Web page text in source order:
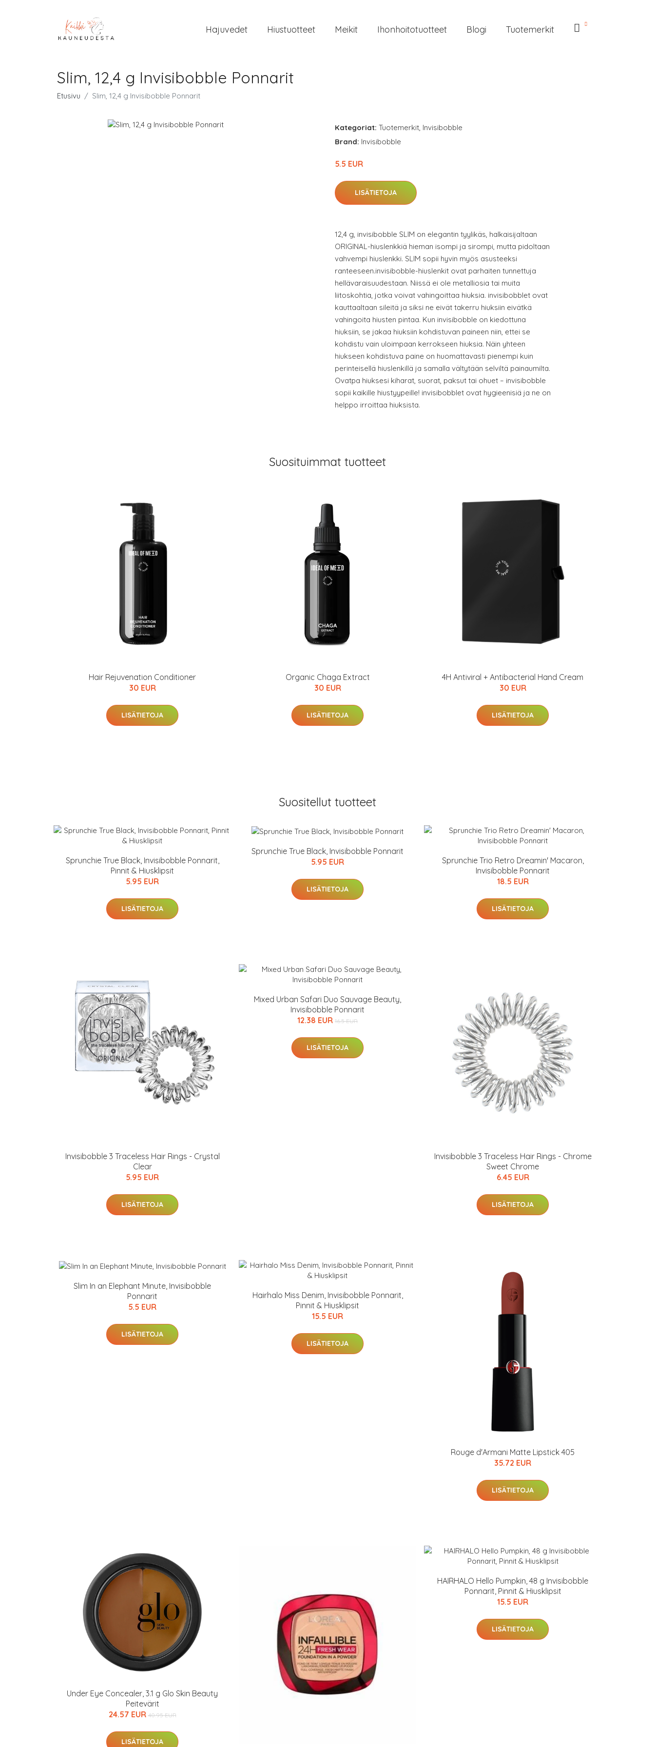
Hajuvedet Hiustuotteet Meikit Ihonhoitotuotteet Blogi Tuotemerkit
Slim, 12,4 g Invisibobble Ponnarit
Etusivu Slim, 12,4 g Invisibobble Ponnarit
Kategoriat: Tuotemerkit, Invisibobble
Brand: Invisibobble
5.5 EUR
LISÄTIETOJA
12,4 g, invisibobble SLIM on elegantin tyylikäs, halkaisijaltaan
ORIGINAL-hiuslenkkiä hieman isompi ja sirompi, mutta pidoltaan
vahvempi hiuslenkki. SLIM sopii hyvin myös asusteeksi
ranteeseen.invisibobble-hiuslenkit ovat parhaiten tunnettuja
hellävaraisuudestaan. Niissä ei ole metalliosia tai muita
liitoskohtia, jotka voivat vahingoittaa hiuksia. invisibobblet ovat
kauttaaltaan sileitä ja siksi ne eivät takerru hiuksiin eivätkä
vahingoita hiusten pintaa. Kun invisibobble on kiedottuna
hiuksiin, se jakaa hiuksiin kohdistuvan paineen niin, ettei se
kohdistu vain uloimpaan kerrokseen hiuksia. Näin yhteen
hiukseen kohdistuva paine on huomattavasti pienempi kuin
perinteisellä hiuslenkillä ja samalla vältytään selviltä painaumilta.
Ovatpa hiuksesi kiharat, suorat, paksut tai ohuet – invisibobble
sopii kaikille hiustyypeille! invisibobblet ovat hygieenisiä ja ne on
helppo irroittaa hiuksista.
Suosituimmat tuotteet
Hair Rejuvenation Conditioner
30 EUR
LISÄTIETOJA
Organic Chaga Extract
30 EUR
LISÄTIETOJA
4H Antiviral + Antibacterial Hand Cream
30 EUR
LISÄTIETOJA
Suositellut tuotteet
Sprunchie True Black, Invisibobble Ponnarit,
Pinnit & Hiusklipsit
5.95 EUR
LISÄTIETOJA
Sprunchie True Black, Invisibobble Ponnarit
5.95 EUR
LISÄTIETOJA
Sprunchie Trio Retro Dreamin' Macaron,
Invisibobble Ponnarit
18.5 EUR
LISÄTIETOJA
Invisibobble 3 Traceless Hair Rings - Crystal
Clear
5.95 EUR
LISÄTIETOJA
Mixed Urban Safari Duo Sauvage Beauty,
Invisibobble Ponnarit
12.38 EUR 16.5 EUR
LISÄTIETOJA
Invisibobble 3 Traceless Hair Rings - Chrome
Sweet Chrome
6.45 EUR
LISÄTIETOJA
Slim In an Elephant Minute, Invisibobble
Ponnarit
5.5 EUR
LISÄTIETOJA
Hairhalo Miss Denim, Invisibobble Ponnarit,
Pinnit & Hiusklipsit
15.5 EUR
LISÄTIETOJA
Rouge d'Armani Matte Lipstick 405
35.72 EUR
LISÄTIETOJA
Under Eye Concealer, 3.1 g Glo Skin Beauty
Peitevärit
24.57 EUR 40.95 EUR
LISÄTIETOJA
HAIRHALO Hello Pumpkin, 48 g Invisibobble
Ponnarit, Pinnit & Hiusklipsit
15.5 EUR
LISÄTIETOJA
Erikoistarjous
Sponsoriltamme
IdealofMeD Kauppa
Kaikki IdealofMeDin tuotteet -20 %!
Varaa terveystarkastus
nyt vain 200 €
hintaan.
KATSO TARJOUS